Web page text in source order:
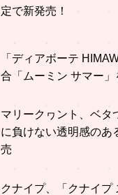
定で新発売！
「ディアボーテ
合「ムーミン サマー
マリークヮント、ベタ
に負けない透明感のあ
売
クナイプ、「クナイプ